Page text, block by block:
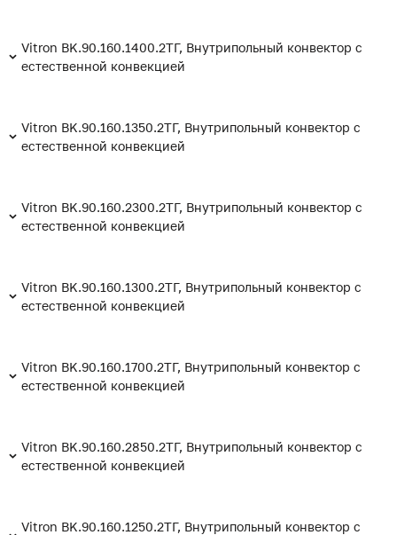
Vitron BK.90.160.1400.2ТГ, Внутрипольный конвектор с
естественной конвекцией
Vitron BK.90.160.1350.2ТГ, Внутрипольный конвектор с
естественной конвекцией
Vitron BK.90.160.2300.2ТГ, Внутрипольный конвектор с
естественной конвекцией
Vitron BK.90.160.1300.2ТГ, Внутрипольный конвектор с
естественной конвекцией
Vitron BK.90.160.1700.2ТГ, Внутрипольный конвектор с
естественной конвекцией
Vitron BK.90.160.2850.2ТГ, Внутрипольный конвектор с
естественной конвекцией
Vitron BK.90.160.1250.2ТГ, Внутрипольный конвектор с